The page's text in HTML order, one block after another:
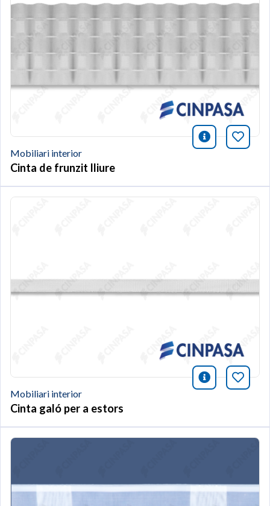
icono
Mobiliari interior
Cinta de frunzit lliure
icono
Mobiliari interior
Cinta galó per a estors